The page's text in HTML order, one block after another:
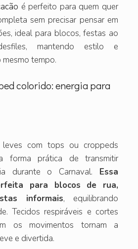
é perfeito para quem quer
sem precisar pensar em
ideal para blocos, festas ao
mantendo estilo e
tempo.
colorido: energia para
leves com tops ou croppeds
forma prática de transmitir
durante o Carnaval. Essa
para blocos de rua,
informais, equilibrando
Tecidos respiráveis e cortes
os movimentos tornam a
e divertida.